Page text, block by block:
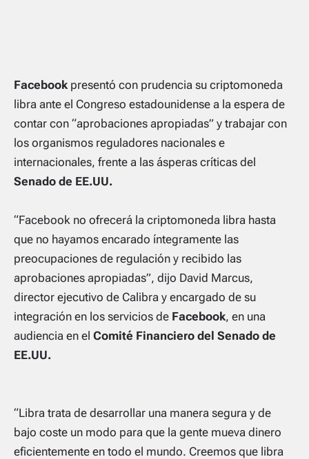
Facebook presentó con prudencia su criptomoneda
libra ante el Congreso estadounidense a la espera de
contar con “aprobaciones apropiadas” y trabajar con
los organismos reguladores nacionales e
internacionales, frente a las ásperas críticas del
Senado de EE.UU.
“Facebook no ofrecerá la criptomoneda libra hasta
que no hayamos encarado íntegramente las
preocupaciones de regulación y recibido las
aprobaciones apropiadas”, dijo David Marcus,
director ejecutivo de Calibra y encargado de su
integración en los servicios de Facebook, en una
audiencia en el Comité Financiero del Senado de
EE.UU.
“Libra trata de desarrollar una manera segura y de
bajo coste un modo para que la gente mueva dinero
eficientemente en todo el mundo. Creemos que libra